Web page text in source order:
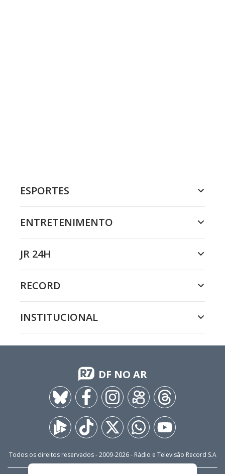
ESPORTES
ENTRETENIMENTO
JR 24H
RECORD
INSTITUCIONAL
DF NO AR
Todos os direitos reservados - 2009-2026- Rádio e Televisão Record S.A